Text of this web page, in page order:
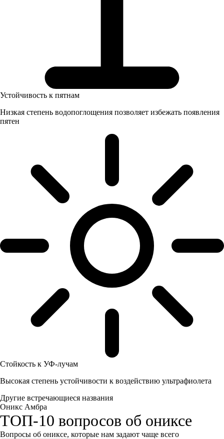
Устойчивость к пятнам
Низкая степень водопоглощения позволяет избежать появления
пятен
Стойкость к УФ-лучам
Высокая степень устойчивости к воздействию ультрафиолета
Другие встречающиеся названия
Оникс Амбра
ТОП-10 вопросов об ониксе
Вопросы об ониксе, которые нам задают чаще всего